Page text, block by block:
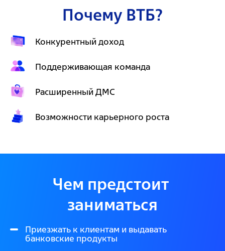
Почему ВТБ?
Конкурентный доход
Поддерживающая команда
Расширенный ДМС
Возможности карьерного роста
Чем предстоит
заниматься
Приезжать к клиентам и выдавать
банковские продукты